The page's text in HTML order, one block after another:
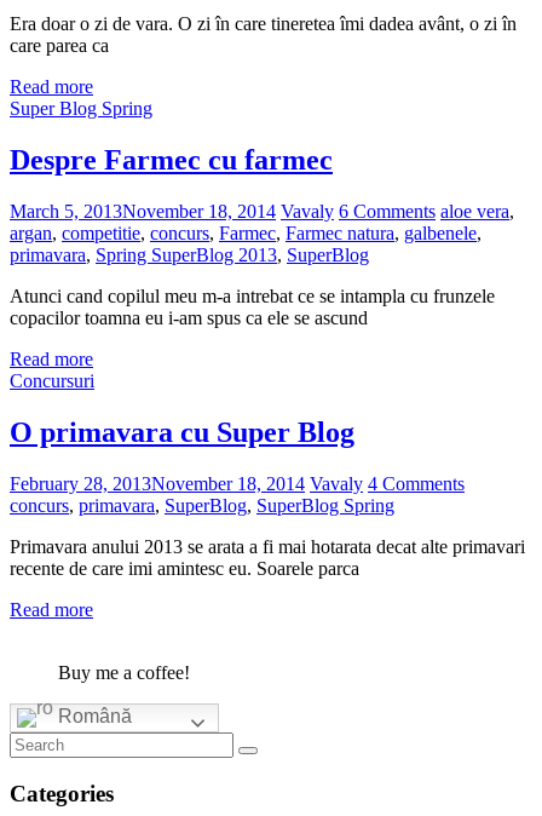
Era doar o zi de vara. O zi în care tineretea îmi dadea avânt, o zi în
care parea ca
Read more
Super Blog Spring
Despre Farmec cu farmec
March 5, 2013November 18, 2014 Vavaly 6 Comments aloe vera,
argan, competitie, concurs, Farmec, Farmec natura, galbenele,
primavara, Spring SuperBlog 2013, SuperBlog
Atunci cand copilul meu m-a intrebat ce se intampla cu frunzele
copacilor toamna eu i-am spus ca ele se ascund
Read more
Concursuri
O primavara cu Super Blog
February 28, 2013November 18, 2014 Vavaly 4 Comments
concurs, primavara, SuperBlog, SuperBlog Spring
Primavara anului 2013 se arata a fi mai hotarata decat alte primavari
recente de care imi amintesc eu. Soarele parca
Read more
Buy me a coffee!
Română
Categories